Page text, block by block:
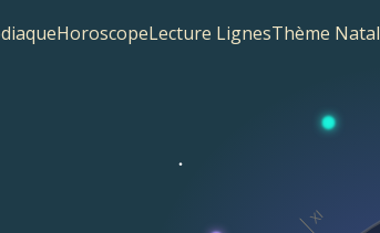
HoroscopeLecture LignesThème Natal
XI